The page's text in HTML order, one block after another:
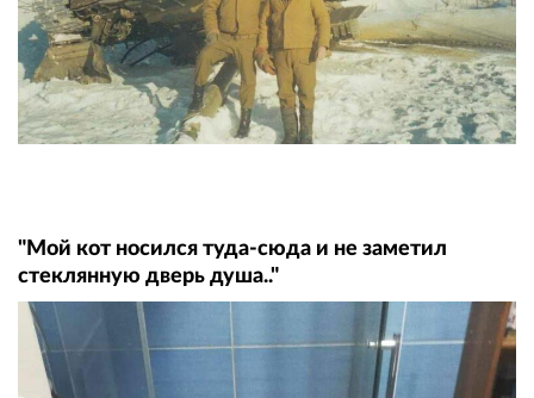
"Мой кот носился туда-сюда и не заметил
стеклянную дверь душа.."